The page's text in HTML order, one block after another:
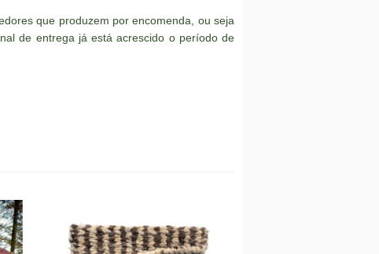
que produzem por encomenda, ou seja
de entrega já está acrescido o período de